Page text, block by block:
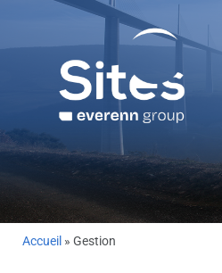
Accueil » Gestion